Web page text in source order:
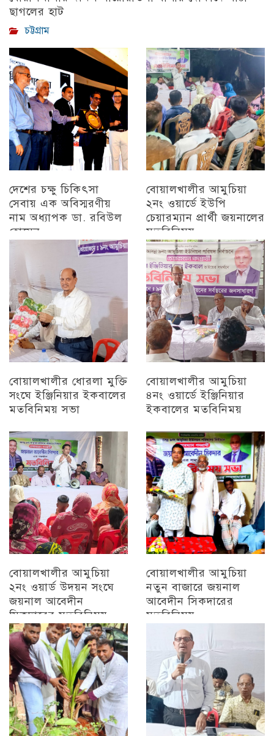
ছাগলের হাট
চট্টগ্রাম
দেশের চক্ষু চিকিৎসা
সেবায় এক অবিস্মরণীয়
নাম অধ্যাপক ডা. রবিউল
হোসেন
বোয়ালখালীর আমুচিয়া
২নং ওয়ার্ডে ইউপি
চেয়ারম্যান প্রার্থী জয়নালের
মতবিনিময়
চট্টগ্রাম
বোয়ালখালীর ধোরলা মুক্তি
সংঘে ইঞ্জিনিয়ার ইকবালের
মতবিনিময় সভা
বোয়ালখালীর আমুচিয়া
৪নং ওয়ার্ডে ইঞ্জিনিয়ার
ইকবালের মতবিনিময়
বোয়ালখালীর আমুচিয়া
২নং ওয়ার্ড উদয়ন সংঘে
জয়নাল আবেদীন
সিকদারের মতবিনিময়
অন্যান্য
বোয়ালখালীর আমুচিয়া
নতুন বাজারে জয়নাল
আবেদীন সিকদারের
মতবিনিময়
চট্টগ্রাম